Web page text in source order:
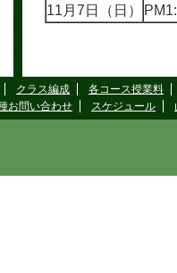
11月7日（日）
クラス編成
各コース授業料
お問い合わせ
スケジュール